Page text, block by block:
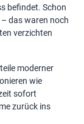
befindet. Schon
das waren noch
verzichten
moderner
wie
sofort
zurück ins